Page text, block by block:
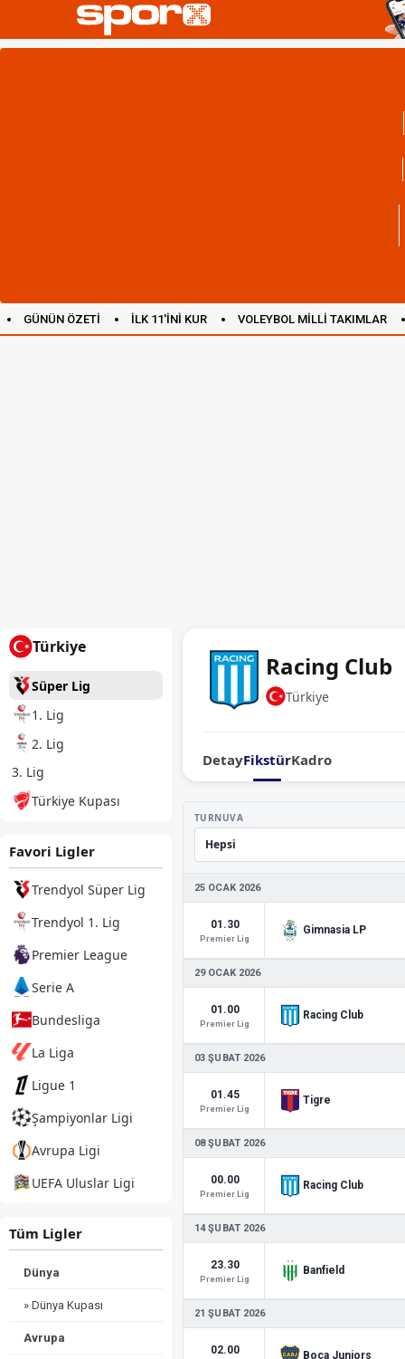
GÜNÜN ÖZETİ İLK 11'İNİ KUR VOLEYBOL MİLLİ TAKIMLAR
Türkiye
Süper Lig
1. Lig
2. Lig
3. Lig
Türkiye Kupası
Favori Ligler
Trendyol Süper Lig
Trendyol 1. Lig
Premier League
Serie A
Bundesliga
La Liga
Ligue 1
Şampiyonlar Ligi
Avrupa Ligi
UEFA Uluslar Ligi
Tüm Ligler
Dünya
» Dünya Kupası
Avrupa
Racing Club
Türkiye
DetayFikstürKadro
TURNUVA
25 OCAK 2026
01.30
Premier Lig
Gimnasia LP
29 OCAK 2026
01.00
Premier Lig
Racing Club
03 ŞUBAT 2026
01.45
Premier Lig
Tigre
08 ŞUBAT 2026
00.00
Premier Lig
Racing Club
14 ŞUBAT 2026
23.30
Premier Lig
Banfield
21 ŞUBAT 2026
02.00 Boca Juniors